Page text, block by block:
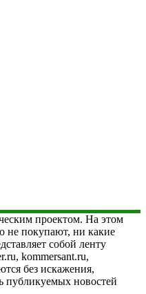
проектом. На этом
не покупают, ни какие
собой ленту
kommersant.ru,
без искажения,
публикуемых новостей